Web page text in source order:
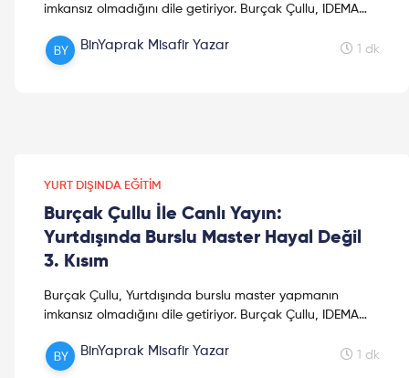
imkansız olmadığını dile getiriyor. Burçak Çullu, IDEMA
BinYaprak Misafir Yazar 1 dk
YURT DIŞINDA EĞITIM
Burçak Çullu İle Canlı Yayın:
Yurtdışında Burslu Master Hayal Değil
3. Kısım
Burçak Çullu, Yurtdışında burslu master yapmanın
imkansız olmadığını dile getiriyor. Burçak Çullu, IDEMA
BinYaprak Misafir Yazar 1 dk